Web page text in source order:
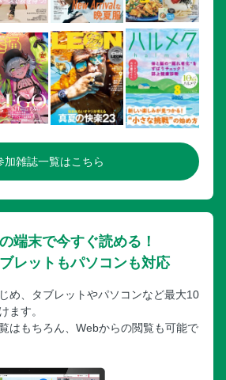
加雑誌一覧はこちら
端末で今すぐ読める！
レットもパソコンも対応
め、タブレットやパソコンなど最大10
ます。
はもちろん、Webからの閲覧も可能で